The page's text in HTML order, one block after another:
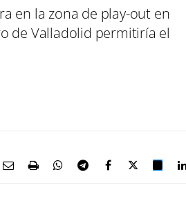
en la zona de play-out en
de Valladolid permitiría el